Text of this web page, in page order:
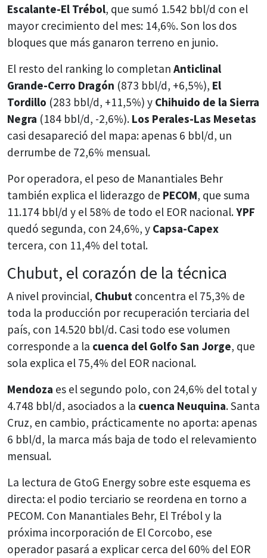
Escalante-El Trébol, que sumó 1.542 bbl/d con el
mayor crecimiento del mes: 14,6%. Son los dos
bloques que más ganaron terreno en junio.
El resto del ranking lo completan Anticlinal
Grande-Cerro Dragón (873 bbl/d, +6,5%), El
Tordillo (283 bbl/d, +11,5%) y Chihuido de la Sierra
Negra (184 bbl/d, -2,6%). Los Perales-Las Mesetas
casi desapareció del mapa: apenas 6 bbl/d, un
derrumbe de 72,6% mensual.
Por operadora, el peso de Manantiales Behr
también explica el liderazgo de PECOM, que suma
11.174 bbl/d y el 58% de todo el EOR nacional.YPF
quedó segunda, con 24,6%, y Capsa-Capex
tercera, con 11,4% del total.
Chubut, el corazón de la técnica
A nivel provincial, Chubut concentra el 75,3% de
toda la producción por recuperación terciaria del
país, con 14.520 bbl/d. Casi todo ese volumen
corresponde a la cuenca del Golfo San Jorge, que
sola explica el 75,4% del EOR nacional.
Mendoza es el segundo polo, con 24,6% del total y
4.748 bbl/d, asociados a la cuenca Neuquina. Santa
Cruz, en cambio, prácticamente no aporta: apenas
6 bbl/d, la marca más baja de todo el relevamiento
mensual.
La lectura de GtoG Energy sobre este esquema es
directa: el podio terciario se reordena en torno a
PECOM. Con Manantiales Behr, El Trébol y la
próxima incorporación de El Corcobo, ese
operador pasará a explicar cerca del 60% del EOR